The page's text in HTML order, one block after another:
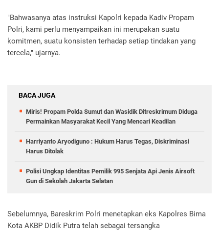
"Bahwasanya atas instruksi Kapolri kepada Kadiv Propam
Polri, kami perlu menyampaikan ini merupakan suatu
komitmen, suatu konsisten terhadap setiap tindakan yang
tercela," ujarnya.
BACA JUGA
Miris! Propam Polda Sumut dan Wasidik Ditreskrimum Diduga
Permainkan Masyarakat Kecil Yang Mencari Keadilan
Harriyanto Aryodiguno : Hukum Harus Tegas, Diskriminasi
Harus Ditolak
Polisi Ungkap Identitas Pemilik 995 Senjata Api Jenis Airsoft
Gun di Sekolah Jakarta Selatan
Sebelumnya, Bareskrim Polri menetapkan eks Kapolres Bima
Kota AKBP Didik Putra telah sebagai tersangka